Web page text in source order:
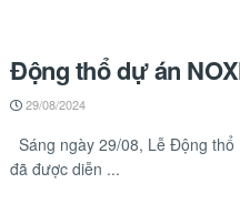
Động thổ dự án
29/08/2024
Sáng ngày 29/08, Lễ Động
đã được diễn ...